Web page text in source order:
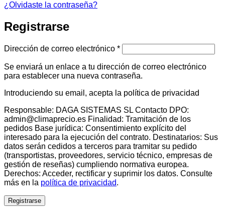
¿Olvidaste la contraseña?
Registrarse
Dirección de correo electrónico *Obligatorio
Se enviará un enlace a tu dirección de correo electrónico
para establecer una nueva contraseña.
Introduciendo su email, acepta la política de privacidad
Responsable: DAGA SISTEMAS SL Contacto DPO:
admin@climaprecio.es Finalidad: Tramitación de los
pedidos Base jurídica: Consentimiento explícito del
interesado para la ejecución del contrato. Destinatarios: Sus
datos serán cedidos a terceros para tramitar su pedido
(transportistas, proveedores, servicio técnico, empresas de
gestión de reseñas) cumpliendo normativa europea.
Derechos: Acceder, rectificar y suprimir los datos. Consulte
más en la política de privacidad.
Registrarse